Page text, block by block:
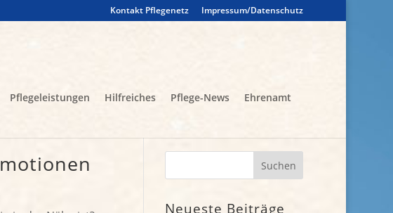
Kontakt Pflegenetz Impressum/Datenschutz
Pflegeleistungen Hilfreiches Pflege-News
Ehrenamt
Neueste Beiträge